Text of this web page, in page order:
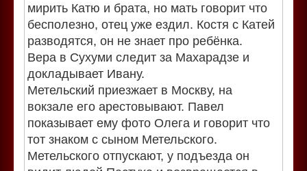
мирить Катю и брата, но мать говорит что
бесполезно, отец уже ездил. Костя с Катей
разводятся, он не знает про ребёнка.
Вера в Сухуми следит за Махарадзе и
докладывает Ивану.
Метельский приезжает в Москву, на
вокзале его арестовывают. Павел
показывает ему фото Олега и говорит что
тот знаком с сыном Метельского.
Метельского отпускают, у подъезда он